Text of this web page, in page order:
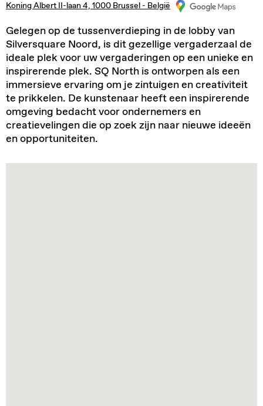
Koning Albert II-laan 4, 1000 Brussel - België
Gelegen op de tussenverdieping in de lobby van
Silversquare Noord, is dit gezellige vergaderzaal de
ideale plek voor uw vergaderingen op een unieke en
inspirerende plek. SQ North is ontworpen als een
immersieve ervaring om je zintuigen en creativiteit
te prikkelen. De kunstenaar heeft een inspirerende
omgeving bedacht voor ondernemers en
creatievelingen die op zoek zijn naar nieuwe ideeën
en opportuniteiten.